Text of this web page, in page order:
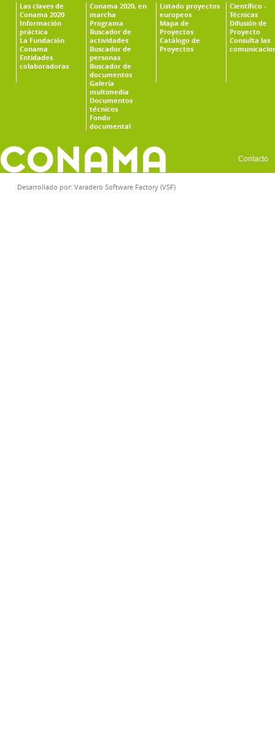
Las claves de
Conama 2020
Información
práctica
La Fundación
Conama
Entidades
colaboradoras
Conama 2020, en
marcha
Programa
Buscador de
actividades
Buscador de
personas
Buscador de
documentos
Galería
multimedia
Documentos
técnicos
Fondo
documental
Listado proyectos
europeos
Mapa de
Proyectos
Catálogo de
Proyectos
Científico -
Técnicas
Difusión de
Proyecto
Consulta las
Contacto
Desarrollado por: Varadero Software Factory (VSF)